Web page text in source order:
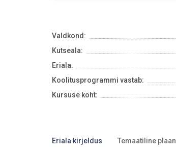
Valdkond:
Kutseala:
Eriala:
Koolitusprogrammi vastab:
Kursuse koht:
Eriala kirjeldus Temaatiline plaan